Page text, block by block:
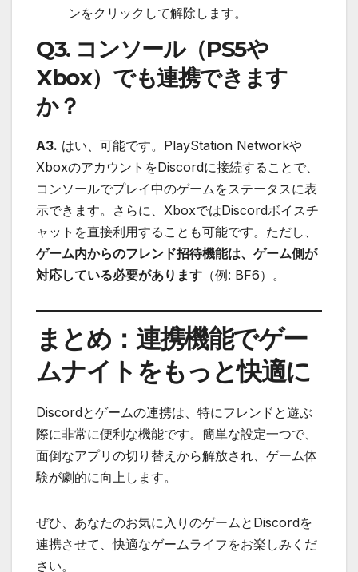
ンをクリックして解除します。
Q3. コンソール（PS5や
Xbox）でも連携できます
か？
A3. はい、可能です。PlayStation Networkや
XboxのアカウントをDiscordに接続することで、
コンソールでプレイ中のゲームをステータスに表
示できます。さらに、XboxではDiscordボイスチ
ャットを直接利用することも可能です。ただし、
ゲーム内からのフレンド招待機能は、ゲーム側が
対応している必要があります （例: BF6）。
まとめ：連携機能でゲー
ムナイトをもっと快適に
Discordとゲームの連携は、特にフレンドと遊ぶ
際に非常に便利な機能です。簡単な設定一つで、
面倒なアプリの切り替えから解放され、ゲーム体
験が劇的に向上します。
ぜひ、あなたのお気に入りのゲームとDiscordを
連携させて、快適なゲームライフをお楽しみくだ
さい。